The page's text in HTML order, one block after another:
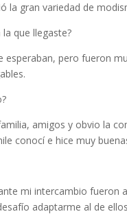
la gran variedad de
que llegaste?
esperaban, pero fueron
amigos y obvio la
conocí e hice muy
mi intercambio fueron
adaptarme al de